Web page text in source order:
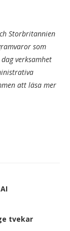
Storbritannien
som
verksamhet
att läsa mer
tvekar